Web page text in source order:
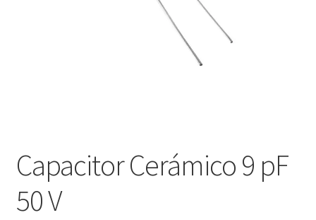
Corte Láser
Diseño de Circuitos Impresos
Capacitor Cerámico 9 pF
50 V